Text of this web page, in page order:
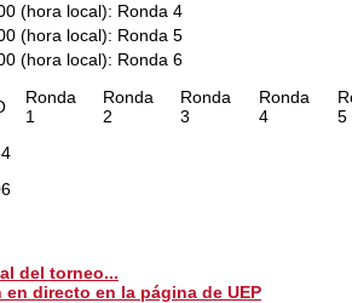
(hora local): Ronda 4
(hora local): Ronda 5
(hora local): Ronda 6
Ronda
1
Ronda
2
Ronda
3
Ronda
4
5
del torneo...
en directo en la página de UEP